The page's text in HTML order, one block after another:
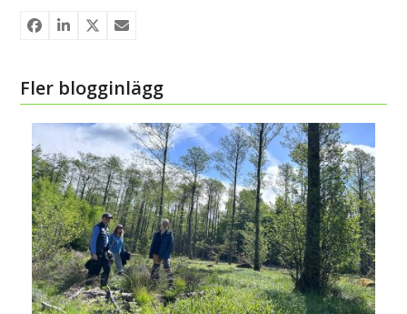
Fler blogginlägg